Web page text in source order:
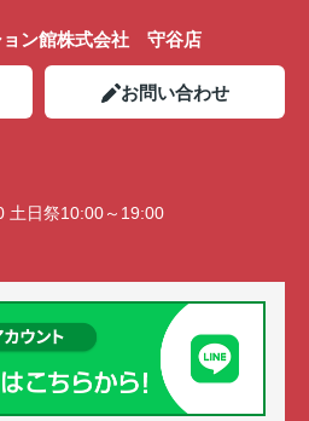
ョン館株式会社 守谷店
お問い合わせ
土日祭10:00～19:00